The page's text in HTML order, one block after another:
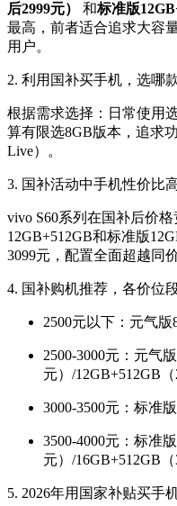
后2999元）
和标准版
最高，前者适合追求大容
用户。
2. 利用国补买手机，选哪
根据需求选择：日常使用
算有限选8GB版本，追求
Live）。
3. 国补活动中手机性价比
vivo S60系列在国补后价
12GB+512GB和标准版
3099元，配置全面超越同
4. 国补购机推荐，各价位
2500元以下：元气版
2500-3000元：元气
元）/12GB+512GB（
3000-3500元：标准
3500-4000元：标准
元）/16GB+512GB（
5. 2026年用国家补贴买手